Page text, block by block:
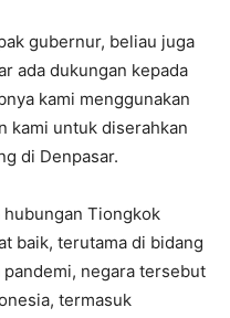
gubernur, beliau juga
ada dukungan kepada
kami menggunakan
kami untuk diserahkan
di Denpasar.
Tiongkok
baik, terutama di bidang
pandemi, negara tersebut
termasuk